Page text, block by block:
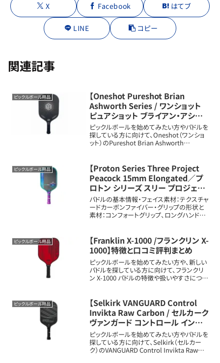
X Facebook はてブ
LINE コピー
関連記事
ピックルボール用品
【Oneshot Pureshot Brian
Ashworth Series / ワンショット
ピュアショット ブライアン・アシュ
ワース シリーズ】特徴と口コミ評判
まとめ
ピックルボールを始めてみたい方やパドルを
探している方に向けて、Oneshot（ワンショ
ット）のPureshot Brian Ashworth
や特...
ピックルボール用品
【Proton Series Three Project
Peacock 15mm Elongated／プ
ロトン シリーズ スリー プロジェク
ト ピーコック 15mm エロンゲーテ
ッド】特徴と口コミ評判まとめ
パドルの基本情報・フェイス素材：テクスチャ
ードカーボンファイバー・グリップの形状と
素材：コンフォートグリップ、ロングハンドル
41.9cm）、...
ピックルボール用品
【Franklin X-1000 /フランクリン X-
1000】特徴と口コミ評判まとめ
ピックルボールを始めてみたい方や、新しい
パドルを探している方に向けて、フランクリ
ン X-1000 パドルの特徴や扱いやすさについ
13mm (約0.51cm)...
ピックルボール用品
【Selkirk VANGUARD Control
Invikta Raw Carbon / セルカーク
ヴァンガード コントロール インビ
クタ ローカーボン】特徴と口コミ評
判まとめ
ピックルボールを始めてみたい方やパドルを
探している方に向けて、Selkirk（セルカー
ク）のVANGUARD Control Invikta Raw